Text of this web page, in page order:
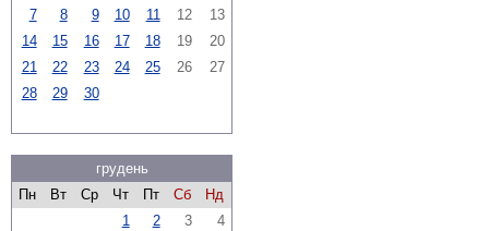
7
8 9 10 11 12
13
14
15 16 17 18 19
20
21
22 23 24 25 26
27
28
29 30
грудень
Пн
Вт Ср Чт Пт Сб
Нд
1
2 3
4